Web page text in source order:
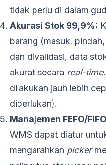
tidak perlu di dalam
Akurasi Stok 99,9%:
barang (masuk,
dan divalidasi, data
akurat secara real-time.
dilakukan jauh lebih
diperlukan).
Manajemen FEFO/
WMS dapat diatur
mengarahkan picker